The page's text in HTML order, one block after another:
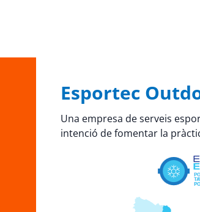
Esportec
Una empresa de serveis
intenció de fomentar la